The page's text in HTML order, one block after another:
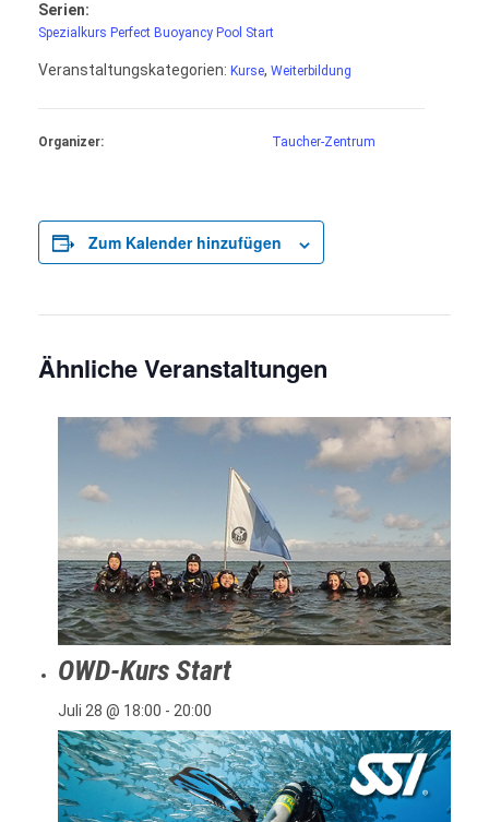
Serien:
Spezialkurs Perfect Buoyancy Pool Start
Veranstaltungskategorien: Kurse, Weiterbildung
Organizer: Taucher-Zentrum
Zum Kalender hinzufügen
Ähnliche Veranstaltungen
OWD-Kurs Start
Juli 28 @ 18:00 - 20:00